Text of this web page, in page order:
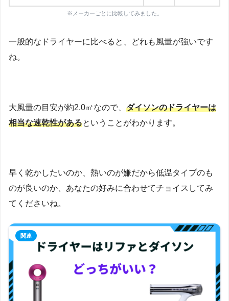
※メーカーごとに比較してみました。
一般的なドライヤーに比べると、どれも風量が強いです
ね。
大風量の目安が約2.0㎥なので、 ダイソンのドライヤーは
相当な速乾性があるということがわかります。
早く乾かしたいのか、熱いのが嫌だから低温タイプのも
のが良いのか、あなたの好みに合わせてチョイスしてみ
てくださいね。